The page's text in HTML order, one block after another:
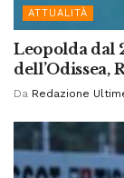
ATTUALITÀ
Leopolda dal
dell’Odissea,
Da Redazione